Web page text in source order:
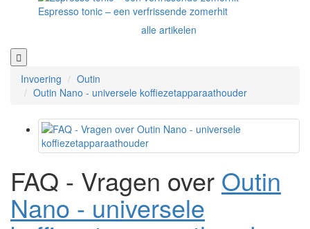
Espresso tonic – een verfrissende zomerhit
alle artikelen
Invoering
Outin
Outin Nano - universele koffiezetapparaathouder
FAQ - Vragen over Outin
Nano - universele